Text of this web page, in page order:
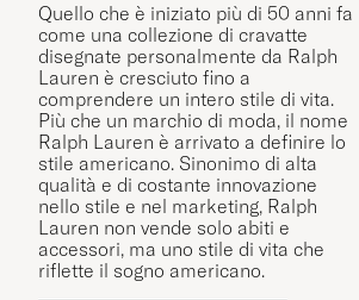
Quello che è iniziato più di 50 anni fa
come una collezione di cravatte
disegnate personalmente da Ralph
Lauren è cresciuto fino a
comprendere un intero stile di vita.
Più che un marchio di moda, il nome
Ralph Lauren è arrivato a definire lo
stile americano. Sinonimo di alta
qualità e di costante innovazione
nello stile e nel marketing, Ralph
Lauren non vende solo abiti e
accessori, ma uno stile di vita che
riflette il sogno americano.